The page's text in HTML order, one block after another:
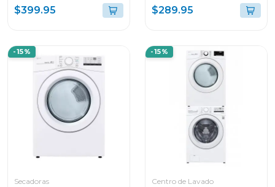
b qhd 144hz 3 años de
garantía
$399.95 $289.95
-15%
Secadoras
-15%
Centro de Lavado